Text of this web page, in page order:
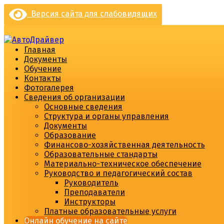
Перейти
содержимому
Версия сайта для слабовидящих
Главная
Документы
Обучение
Контакты
Фотогалерея
Сведения об организации
Основные сведения
Структура и органы управления
Документы
Образование
Финансово-хозяйственная деятельность
Образовательные стандарты
Материально-техническое обеспечение
Руководство и педагогический состав
Руководитель
Преподаватели
Инструкторы
Платные образовательные услуги
Онлайн обучение на сайте